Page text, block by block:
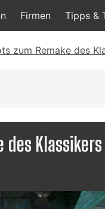
Firmen Tipps &
zum Remake des
des